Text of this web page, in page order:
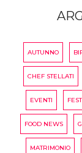
AUTUNNO
CHEF STELLATI
EVENTI
FOOD NEWS
MATRIMONIO